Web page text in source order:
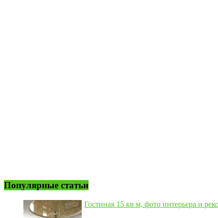
Популярные статьи
Гостиная 15 кв м, фото интерьера и